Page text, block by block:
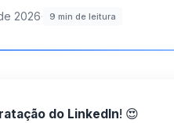
2026· 9 min de leitura
do LinkedIn! 😍